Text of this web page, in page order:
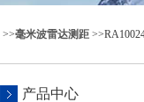
>>毫米波雷达测距
产品中心